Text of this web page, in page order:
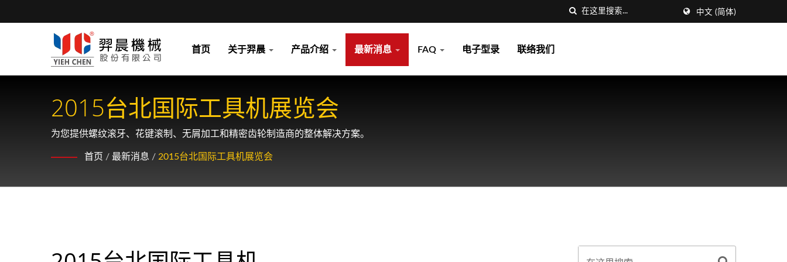
中文 (简体)
首页 关于羿晨 产品介绍 最新消息 FAQ 电子型录 联络我们
2015台北国际工具机展览会
为您提供螺纹滚牙、花键滚制、无屑加工和精密齿轮制造商的整体解决方案。
首页 / 最新消息 / 2015台北国际工具机展览会